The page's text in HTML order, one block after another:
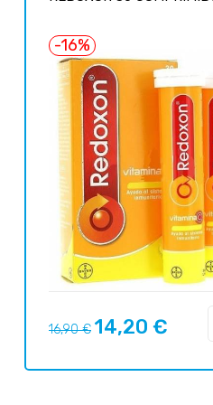
-16%
Prix
16,90 € Prix
14,20 €